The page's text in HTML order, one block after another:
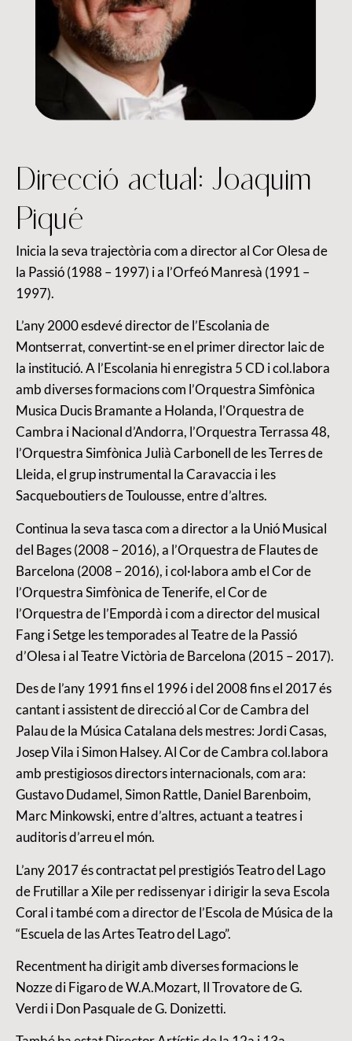
Direcció actual: Joaquim
Piqué
Inicia la seva trajectòria com a director al Cor Olesa de
la Passió (1988 – 1997) i a l’Orfeó Manresà (1991 –
1997).
L’any 2000 esdevé director de l’Escolania de
Montserrat, convertint-se en el primer director laic de
la institució. A l’Escolania hi enregistra 5 CD i col.labora
amb diverses formacions com l’Orquestra Simfònica
Musica Ducis Bramante a Holanda, l’Orquestra de
Cambra i Nacional d’Andorra, l’Orquestra Terrassa 48,
l’Orquestra Simfònica Julià Carbonell de les Terres de
Lleida, el grup instrumental la Caravaccia i les
Sacqueboutiers de Toulousse, entre d’altres.
Continua la seva tasca com a director a la Unió Musical
del Bages (2008 – 2016), a l’Orquestra de Flautes de
Barcelona (2008 – 2016), i col·labora amb el Cor de
l’Orquestra Simfònica de Tenerife, el Cor de
l’Orquestra de l’Empordà i com a director del musical
Fang i Setge les temporades al Teatre de la Passió
d’Olesa i al Teatre Victòria de Barcelona (2015 – 2017).
Des de l’any 1991 fins el 1996 i del 2008 fins el 2017 és
cantant i assistent de direcció al Cor de Cambra del
Palau de la Música Catalana dels mestres: Jordi Casas,
Josep Vila i Simon Halsey. Al Cor de Cambra col.labora
amb prestigiosos directors internacionals, com ara:
Gustavo Dudamel, Simon Rattle, Daniel Barenboim,
Marc Minkowski, entre d’altres, actuant a teatres i
auditoris d’arreu el món.
L’any 2017 és contractat pel prestigiós Teatro del Lago
de Frutillar a Xile per redissenyar i dirigir la seva Escola
Coral i també com a director de l’Escola de Música de la
“Escuela de las Artes Teatro del Lago”.
Recentment ha dirigit amb diverses formacions le
Nozze di Figaro de W.A.Mozart, Il Trovatore de G.
Verdi i Don Pasquale de G. Donizetti.